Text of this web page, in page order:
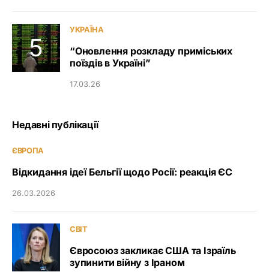
УКРАЇНА
“Оновлення розкладу приміських
поїздів в Україні”
17.03.26
Недавні публікації
ЄВРОПА
Відкидання ідеї Бельгії щодо Росії: реакція ЄС
26.03.2026
СВІТ
Євросоюз закликає США та Ізраїль
зупинити війну з Іраном